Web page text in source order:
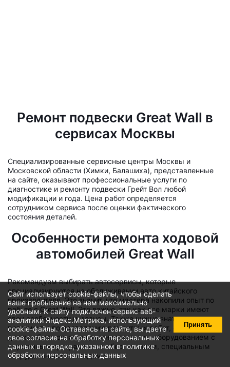
Ремонт подвески Great Wall в
сервисах Москвы
Специализированные сервисные центры Москвы и
Московской области (Химки, Балашиха), представленные
на сайте, оказывают профессиональные услуги по
диагностике и ремонту подвески Грейт Вол любой
модификации и года. Цена работ определяется
сотрудником сервиса после оценки фактического
состояния деталей.
Особенности ремонта ходовой
автомобилей Great Wall
Рекомендуем выбирать автосервисы, которые
специализируются на обслуживании авто китайского
производителя. Это значит, что мастера накопили опыт по
работе с Great Wall. Это важно, так как все марки имеют
свои особенности и нюансы. Также нужно знать
регламенты по проведению ремонтных работ, сервис
должен быть оснащен диагностическим оборудованием с
фирменным программным обеспечением, специальным
оборудованием и стендами.
Сайт использует cookie-файлы, чтобы сделать
ваше пребывание на нем максимально
удобным. К cайту подключен сервис веб-
аналитики Яндекс.Метрика, использующий
cookie-файлы. Оставаясь на сайте, вы даете
своесогласие на обработку персональных
данныхв порядке, указанном вполитике
обработки персональных данных
Принять